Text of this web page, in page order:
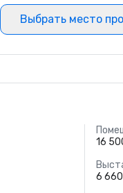
Выбрать место
16
6